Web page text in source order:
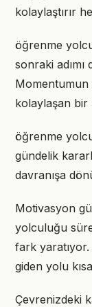
kolaylaştırır
öğrenme
sonraki
Momentumun
kolaylaşan
öğrenme
gündelik
davranışa
Motivasyon
yolculuğu
fark
giden yolu
Çevrenizdeki